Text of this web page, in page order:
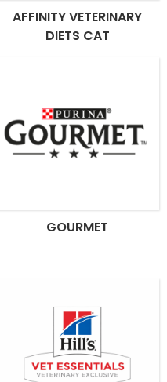
AFFINITY VETERINARY
DIETS CAT
GOURMET